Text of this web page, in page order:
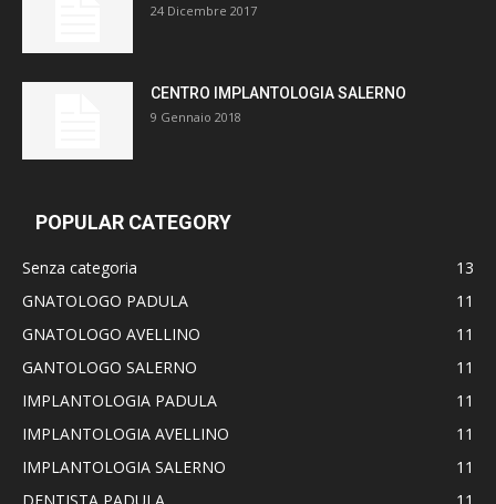
24 Dicembre 2017
CENTRO IMPLANTOLOGIA SALERNO
9 Gennaio 2018
POPULAR CATEGORY
Senza categoria
13
GNATOLOGO PADULA
11
GNATOLOGO AVELLINO
11
GANTOLOGO SALERNO
11
IMPLANTOLOGIA PADULA
11
IMPLANTOLOGIA AVELLINO
11
IMPLANTOLOGIA SALERNO
11
DENTISTA PADULA
11